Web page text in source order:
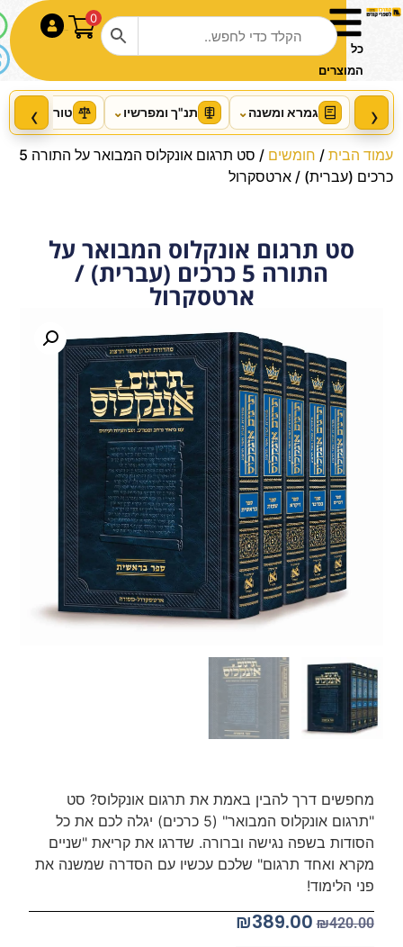
Living Emunah volume 4 Pocket
Hardcover
0
כל
המוצרים
‹ גמרא ומשנה⌄ תנ"ך ומפרשיו⌄ טור ושו"ע ›
עמוד הבית/ חומשים
/ סט תרגום אונקלוס המבואר על התורה 5
כרכים (עברית) / ארטסקרול
סט תרגום אונקלוס המבואר על
התורה 5 כרכים (עברית) /
ארטסקרול
מחפשים דרך להבין באמת את תרגום אונקלוס? סט
"תרגום אונקלוס המבואר" (5 כרכים) יגלה לכם את כל
הסודות בשפה נגישה וברורה. שדרגו את קריאת "שניים
מקרא ואחד תרגום" שלכם עכשיו עם הסדרה שמשנה את
פני הלימוד!
₪420.00
₪389.00